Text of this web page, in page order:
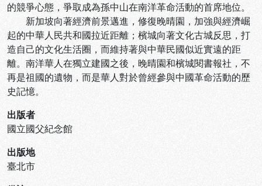
的競爭心態，爭取成為孫中山在南洋革命活動的首席地位。
新加坡向著經濟前景邁進，修復晚晴園，加強與經濟崛
起的中華人民共和國拉近距離；檳城向著文化古城反思，打
造自己的文化生活圈，而維持著與中華民國似近實遠的距
離。南洋華人在獨立建國之後，晚晴園和檳城閱書報社，不
再是祖國的遺物，而是華人對於曾經參與中國革命活動的歷
史記憶。
出版者
國立國父紀念館
出版地
臺北市